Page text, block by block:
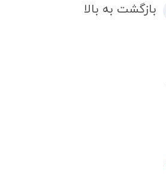
بازگشت به بالا